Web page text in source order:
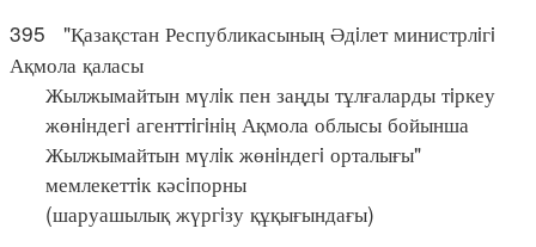
395 "Қазақстан Республикасының Әдiлет министрлiгi
Ақмола қаласы
Жылжымайтын мүлiк пен заңды тұлғаларды тiркеу
жөнiндегi агенттiгiнiң Ақмола облысы бойынша
Жылжымайтын мүлiк жөнiндегi орталығы"
мемлекеттiк кәсiпорны
(шаруашылық жүргiзу құқығындағы)